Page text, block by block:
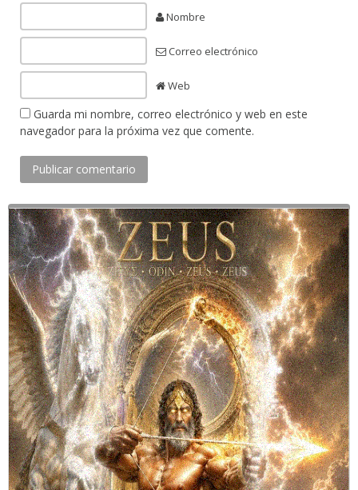
Nombre
Correo electrónico
Web
Guarda mi nombre, correo electrónico y web en este
navegador para la próxima vez que comente.